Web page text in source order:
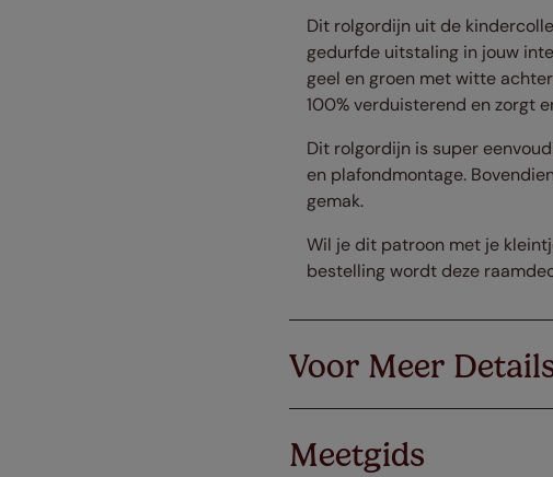
Dit rolgordijn uit de
gedurfde uitstaling in jouw
geel en groen met witte
100% verduisterend en zorgt
Dit rolgordijn is super
en plafondmontage.
gemak.
Wil je dit patroon met je
bestelling wordt deze
Voor Meer
Meetgids